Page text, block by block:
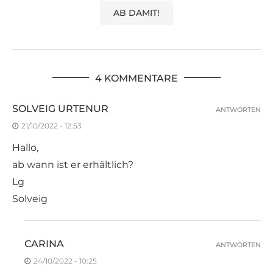
4 KOMMENTARE
SOLVEIG URTENUR
21/10/2022 - 12:53
Hallo,
ab wann ist er erhältlich?
Lg
Solveig
ANTWORTEN
CARINA
24/10/2022 - 10:25
ANTWORTEN